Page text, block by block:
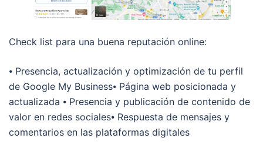
Check list para una buena reputación online:
⦁ Presencia, actualización y optimización de tu perfil
de Google My Business⦁ Página web posicionada y
actualizada ⦁ Presencia y publicación de contenido de
valor en redes sociales⦁ Respuesta de mensajes y
comentarios en las plataformas digitales